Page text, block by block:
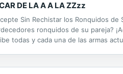
DE LA A A LA ZZzz
Sin Rechistar los Ronquidos
ronquidos de su pareja?
todas y cada una de las armas